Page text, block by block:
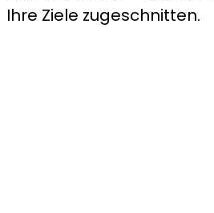
Ihre Ziele zugeschnitten.